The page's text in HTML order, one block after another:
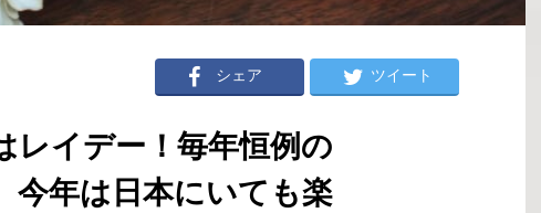
シェア ツイート
レイデー！毎年恒例の
今年は日本にいても楽